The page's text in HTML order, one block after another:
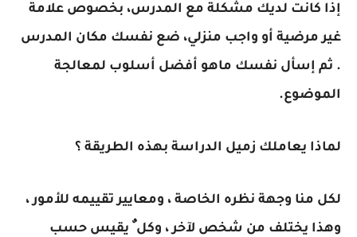
إذا كانت لديك مشكلة مع المدرس، بخصوص علامة
غير مرضية أو واجب منزلي، ضع نفسك مكان المدرس
. ثم إسأل نفسك ماهو أفضل أسلوب لمعالجة
الموضوع.
لماذا يعاملك زميل الدراسة بهذه الطريقة ؟
لكل منا وجهة نظره الخاصة ، ومعايير تقييمه للأمور ،
وهذا يختلف من شخص لآخر ، وكل ٌ يقيس حسب